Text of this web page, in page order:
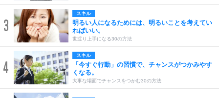
3
スキル
明るい人になるためには、明るいことを考えてい
ればいい。
世渡り上手になる30の方法
4
スキル
「今すぐ行動」の習慣で、チャンスがつかみやす
くなる。
大事な場面でチャンスをつかむ30の方法